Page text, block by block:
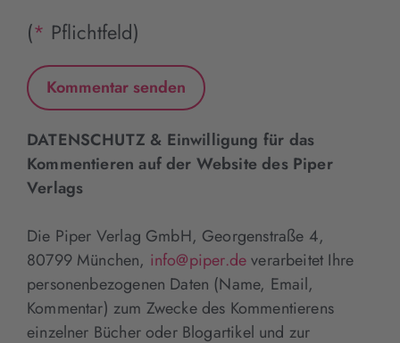
(* Pflichtfeld)
DATENSCHUTZ & Einwilligung für das
Kommentieren auf der Website des Piper
Verlags
Die Piper Verlag GmbH, Georgenstraße 4,
80799 München, info@piper.deverarbeitet Ihre
personenbezogenen Daten (Name, Email,
Kommentar) zum Zwecke des Kommentierens
einzelner Bücher oder Blogartikel und zur